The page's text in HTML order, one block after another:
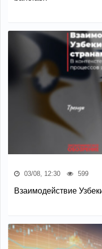
03/08, 12:30 599
Взаимодействие